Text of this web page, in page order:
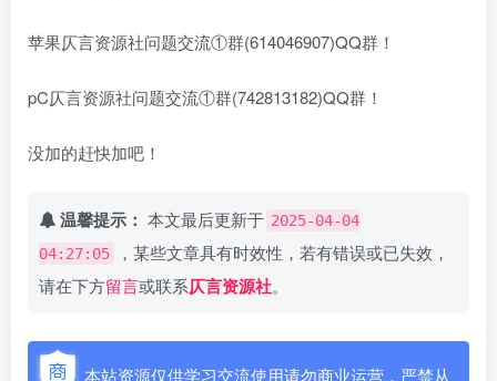
苹果仄言资源社问题交流①群(614046907)QQ群！
pC仄言资源社问题交流①群(742813182)QQ群！
没加的赶快加吧！
温馨提示： 本文最后更新于 2025-04-04
04:27:05
，某些文章具有时效性，若有错误或已失效，
请在下方留言或联系仄言资源社。
本站资源仅供学习交流使用请勿商业运营，严禁从